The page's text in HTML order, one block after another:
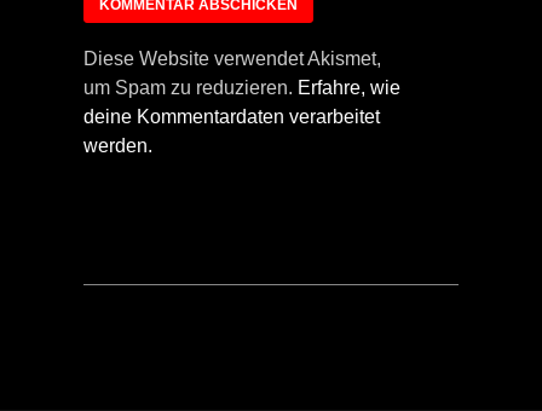
Diese Website verwendet Akismet,
um Spam zu reduzieren. Erfahre, wie
deine Kommentardaten verarbeitet
werden.